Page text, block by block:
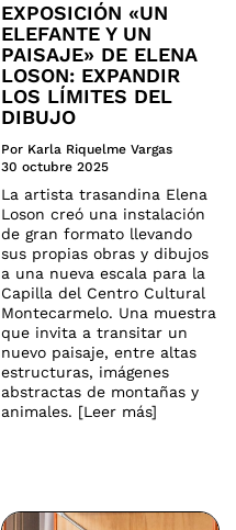
EXPOSICIÓN «UN
ELEFANTE Y UN
PAISAJE» DE ELENA
LOSON: EXPANDIR
LOS LÍMITES DEL
DIBUJO
Por Karla Riquelme Vargas
30 octubre 2025
La artista trasandina Elena
Loson creó una instalación
de gran formato llevando
sus propias obras y dibujos
a una nueva escala para la
Capilla del Centro Cultural
Montecarmelo. Una muestra
que invita a transitar un
nuevo paisaje, entre altas
estructuras, imágenes
abstractas de montañas y
animales. [Leer más]